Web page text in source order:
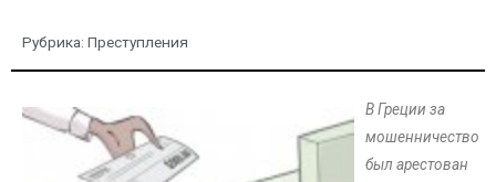
Рубрика: Преступления
В Греции за
мошенничество
был арестован